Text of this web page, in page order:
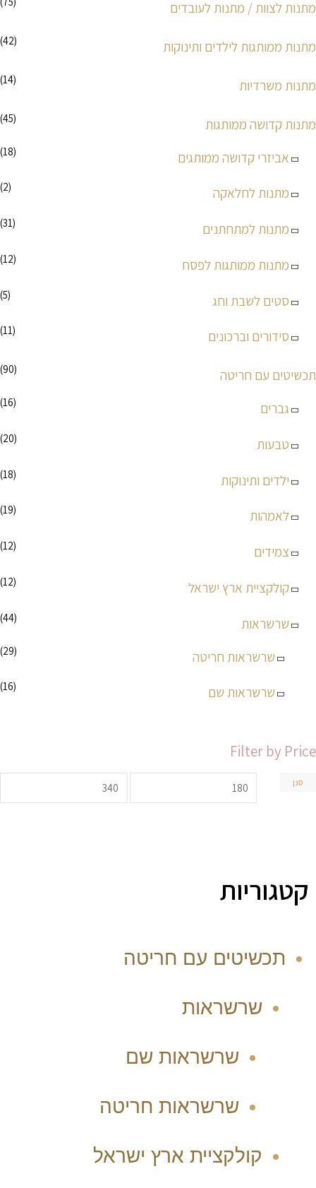
מתנות לצוות / מתנות לעובדים
מתנות ממותגות לילדים ותינוקות (42)
מתנות משרדיות (14)
מתנות קדושה ממותגות (45)
אביזרי קדושה ממותגים (18)
מתנות לחלאקה (2)
מתנות למתחתנים (31)
מתנות ממותגות לפסח (12)
סטים לשבת וחג (5)
סידורים וברכונים (11)
תכשיטים עם חריטה (90)
גברים (16)
טבעות (20)
ילדים ותינוקות (18)
לאמהות (19)
צמידים (12)
קולקציית ארץ ישראל (12)
שרשראות (44)
שרשראות חריטה (29)
שרשראות שם (16)
Filter by Price
סנן
קטגוריות
תכשיטים עם חריטה
שרשראות
שרשראות שם
שרשראות חריטה
קולקציית ארץ ישראל